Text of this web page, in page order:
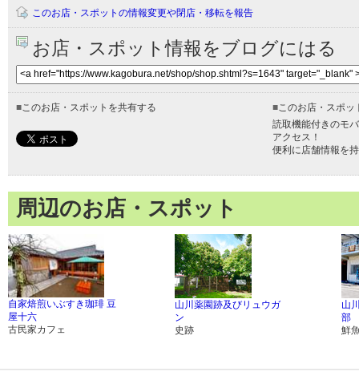
このお店・スポットの情報変更や閉店・移転を報告
お店・スポット情報をブログにはる
■ このお店・スポットを共有する ■ このお店・スポ
読取機能付きのモ
アクセス！
便利に店舗情報を
周辺のお店・スポット
自家焙煎いぶすき珈琲 豆
屋十六
古民家カフェ
山川薬園跡及びリュウガ
ン
史跡
山
部
鮮